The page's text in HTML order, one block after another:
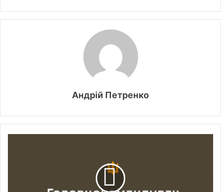
Андрій Петренко